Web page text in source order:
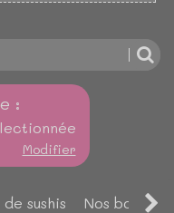
:
Modifier
sushis Nos boxs